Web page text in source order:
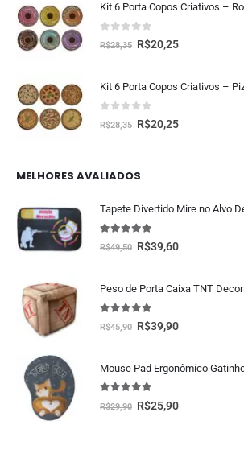
Kit 6 Porta Copos Criativos –
fora de 5
R$28,35 R$20,25
Kit 6 Porta Copos Criativos –
fora de 5
R$28,35 R$20,25
MELHORES AVALIADOS
Tapete Divertido Mire no Alvo
5.00 fora de 5
R$49,50 R$39,60
Peso de Porta Caixa TNT
fora de 5
R$45,90 R$39,90
fora de 5
R$29,90 R$25,90